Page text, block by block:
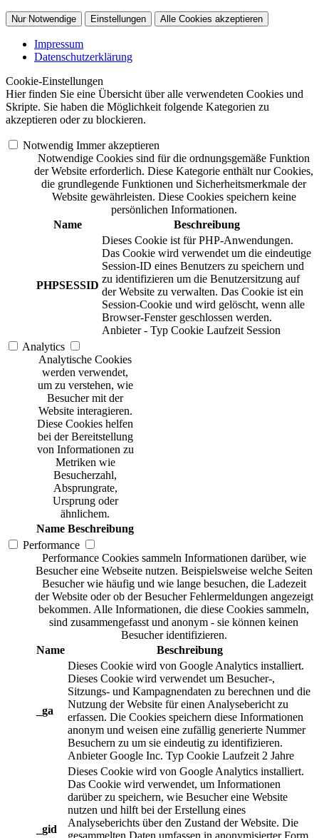
Nur Notwendige Einstellungen Alle Cookies akzeptieren
Impressum
Datenschutzerklärung
Cookie-Einstellungen
Hier finden Sie eine Übersicht über alle verwendeten Cookies und
Skripte. Sie haben die Möglichkeit folgende Kategorien zu
akzeptieren oder zu blockieren.
Notwendig Immer akzeptieren
Notwendige Cookies sind für die ordnungsgemäße Funktion
der Website erforderlich. Diese Kategorie enthält nur Cookies,
die grundlegende Funktionen und Sicherheitsmerkmale der
Website gewährleisten. Diese Cookies speichern keine
persönlichen Informationen.
Name
Beschreibung
PHPSESSID
Dieses Cookie ist für PHP-Anwendungen.
Das Cookie wird verwendet um die eindeutige
Session-ID eines Benutzers zu speichern und
zu identifizieren um die Benutzersitzung auf
der Website zu verwalten. Das Cookie ist ein
Session-Cookie und wird gelöscht, wenn alle
Browser-Fenster geschlossen werden.
Anbieter - Typ Cookie Laufzeit Session
Analytics
Analytische Cookies
werden verwendet,
um zu verstehen, wie
Besucher mit der
Website interagieren.
Diese Cookies helfen
bei der Bereitstellung
von Informationen zu
Metriken wie
Besucherzahl,
Absprungrate,
Ursprung oder
ähnlichem.
Name Beschreibung
Performance
Performance Cookies sammeln Informationen darüber, wie
Besucher eine Webseite nutzen. Beispielsweise welche Seiten
Besucher wie häufig und wie lange besuchen, die Ladezeit
der Website oder ob der Besucher Fehlermeldungen angezeigt
bekommen. Alle Informationen, die diese Cookies sammeln,
sind zusammengefasst und anonym - sie können keinen
Besucher identifizieren.
Name
Beschreibung
_ga
Dieses Cookie wird von Google Analytics installiert.
Dieses Cookie wird verwendet um Besucher-,
Sitzungs- und Kampagnendaten zu berechnen und die
Nutzung der Website für einen Analysebericht zu
erfassen. Die Cookies speichern diese Informationen
anonym und weisen eine zufällig generierte Nummer
Besuchern zu um sie eindeutig zu identifizieren.
Anbieter Google Inc. Typ Cookie Laufzeit 2 Jahre
_gid
Dieses Cookie wird von Google Analytics installiert.
Das Cookie wird verwendet, um Informationen
darüber zu speichern, wie Besucher eine Website
nutzen und hilft bei der Erstellung eines
Analyseberichts über den Zustand der Website. Die
gesammelten Daten umfassen in anonymisierter Form